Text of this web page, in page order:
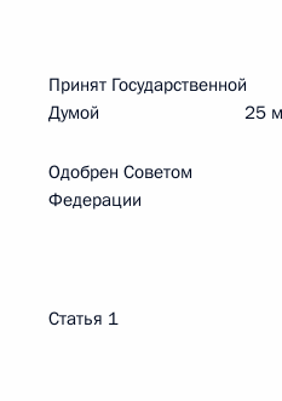
Принят Государственной
Думой 25 марта
Одобрен Советом
Федерации 27
Статья 1